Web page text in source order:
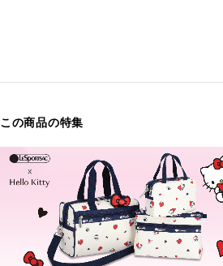
この商品の特集